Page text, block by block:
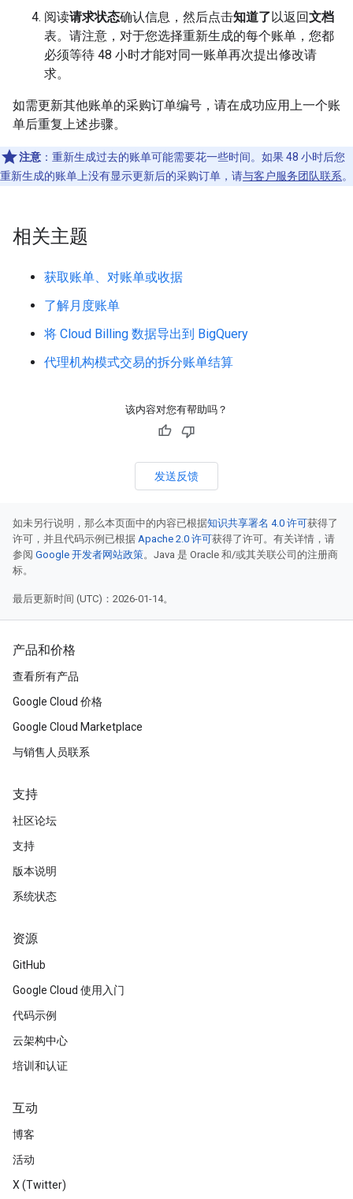
阅读请求状态确认信息，然后点击知道了以返回文档
表。请注意，对于您选择重新生成的每个账单，您都
必须等待 48 小时才能对同一账单再次提出修改请
求。
如需更新其他账单的采购订单编号，请在成功应用上一个账
单后重复上述步骤。
注意 ： 重新生成过去的账单可能需要花一些时间。如果 48 小时后您
重新生成的账单上没有显示更新后的采购订单，请与客户服务团队联系。
相关主题
获取账单、对账单或收据
了解月度账单
将 Cloud Billing 数据导出到 BigQuery
代理机构模式交易的拆分账单结算
该内容对您有帮助吗？
发送反馈
如未另行说明，那么本页面中的内容已根据知识共享署名 4.0 许可获得了
许可，并且代码示例已根据 Apache 2.0 许可获得了许可。有关详情，请
参阅 Google 开发者网站政策。Java 是 Oracle 和/或其关联公司的注册商
标。
最后更新时间 (UTC)：2026-01-14。
产品和价格
查看所有产品
Google Cloud 价格
Google Cloud Marketplace
与销售人员联系
支持
社区论坛
支持
版本说明
系统状态
资源
GitHub
Google Cloud 使用入门
代码示例
云架构中心
培训和认证
互动
博客
活动
X (Twitter)